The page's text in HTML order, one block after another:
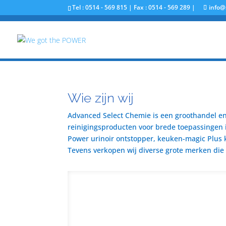
Tel : 0514 - 569 815 | Fax : 0514 - 569 289 |
Wie zijn wij
Advanced Select Chemie is een groothandel
reinigingsproducten voor brede
Power urinoir ontstopper, keuken-magic
Tevens verkopen wij diverse grote merken